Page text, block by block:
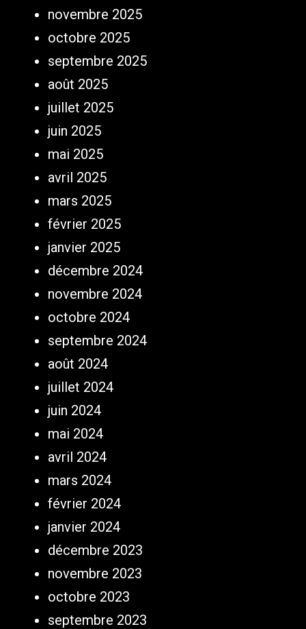
novembre 2025
octobre 2025
septembre 2025
août 2025
juillet 2025
juin 2025
mai 2025
avril 2025
mars 2025
février 2025
janvier 2025
décembre 2024
novembre 2024
octobre 2024
septembre 2024
août 2024
juillet 2024
juin 2024
mai 2024
avril 2024
mars 2024
février 2024
janvier 2024
décembre 2023
novembre 2023
octobre 2023
septembre 2023